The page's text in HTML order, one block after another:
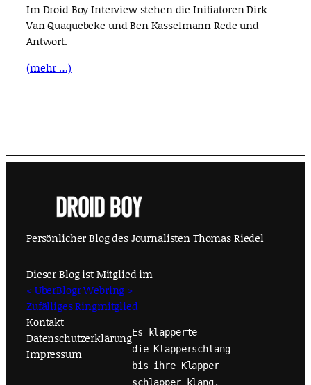
Im Droid Boy Interview stehen die Initiatoren Dirk
Van Quaquebeke und Ben Kasselmann Rede und
Antwort.
(mehr …)
Persönlicher Blog des Journalisten Thomas Riedel
Dieser Blog ist Mitglied im
< UberBlogr Webring >
Zufälliges Ringmitglied
Kontakt
Datenschutzerklärung
Impressum
Es klapperte
die Klapperschlang
bis ihre Klapper
schlapper klang.